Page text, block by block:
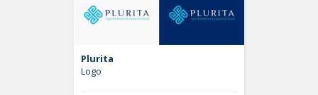
Plurita
Logo